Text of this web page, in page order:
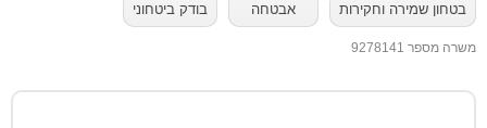
בטחון שמירה וחקירות אבטחה בודק ביטחוני
משרה מספר 9278141